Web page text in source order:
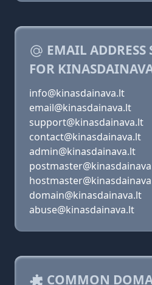
EMAIL ADDRESS
FOR
info@kinasdainava.lt
email@kinasdainava.lt
support@kinasdainava.lt
contact@kinasdainava.lt
admin@kinasdainava.lt
domain@kinasdainava.lt
abuse@kinasdainava.lt
COMMON